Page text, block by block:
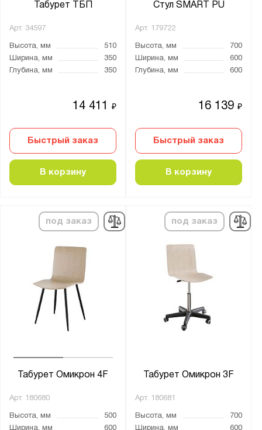
Табурет ТБП
Арт. 34597
Высота, мм
510
Ширина, мм
350
Глубина, мм
350
14 411₽
Быстрый заказ
В корзину
Стул SMART PU
Арт. 179722
Высота, мм
700
Ширина, мм
600
Глубина, мм
600
16 139₽
Быстрый заказ
В корзину
под заказ
Табурет Омикрон 4F
Арт. 180680
Высота, мм
500
Ширина, мм
600
под заказ
Табурет Омикрон 3F
Арт. 180681
Высота, мм
700
Ширина, мм
600